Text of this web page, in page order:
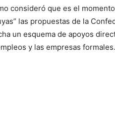
consideró que es el
las propuestas de la
un esquema de apoyos
y las empresas formales.